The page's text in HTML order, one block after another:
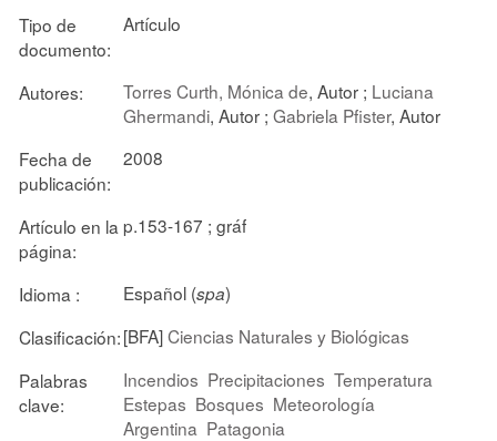
Tipo de
documento:
Artículo
Autores: Torres Curth, Mónica de, Autor ; Luciana
Ghermandi, Autor ; Gabriela Pfister, Autor
Fecha de
publicación:
2008
Artículo en la
página:
p.153-167 ; gráf
Idioma : Español (spa)
Clasificación:[BFA]Ciencias Naturales y Biológicas
Palabras
clave:
Incendios Precipitaciones Temperatura
Estepas Bosques Meteorología
Argentina Patagonia